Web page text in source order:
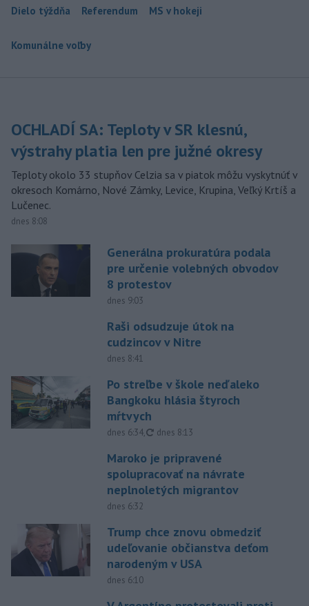
Dielo týždňa Referendum MS v hokeji
Komunálne voľby
OCHLADÍ SA: Teploty v SR klesnú,
výstrahy platia len pre južné okresy
Teploty okolo 33 stupňov Celzia sa v piatok môžu vyskytnúť v
okresoch Komárno, Nové Zámky, Levice, Krupina, Veľký Krtíš a
Lučenec.
dnes 8:08
Generálna prokuratúra podala
pre určenie volebných obvodov
8 protestov
dnes 9:03
Raši odsudzuje útok na
cudzincov v Nitre
dnes 8:41
Po streľbe v škole neďaleko
Bangkoku hlásia štyroch
mŕtvych
dnes 6:34, aktualizované
dnes 8:13
Maroko je pripravené
spolupracovať na návrate
neplnoletých migrantov
dnes 6:32
Trump chce znovu obmedziť
udeľovanie občianstva deťom
narodeným v USA
dnes 6:10